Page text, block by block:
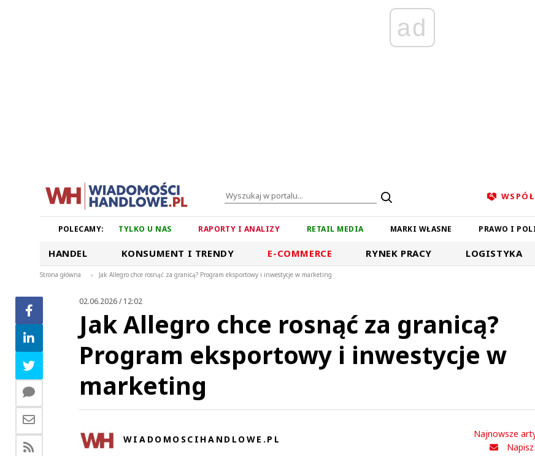
ad
POLECAMY: TYLKO U NAS RAPORTY I ANALIZY RETAIL MEDIA MARKI WŁASNE PRAWO I
HANDEL KONSUMENT I TRENDY E-COMMERCE RYNEK PRACY LOGISTYKA
Strona główna > Jak Allegro chce rosnąć za granicą? Program eksportowy i inwestycje w marketing
02.06.2026 / 12:02
Jak Allegro chce rosnąć za granicą?
Program eksportowy i inwestycje w
marketing
WIADOMOSCIHANDLOWE.PL
Najnowsze